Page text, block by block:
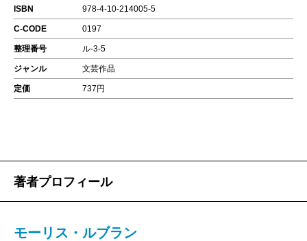
ISBN 978-4-10-214005-5
C-CODE 0197
整理番号 ル-3-5
ジャンル 文芸作品
定価 737円
著者プロフィール
モーリス・ルブラン